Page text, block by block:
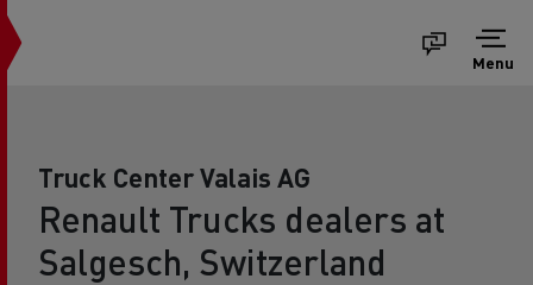
Menu
Truck Center Valais AG
Renault Trucks dealers at
Salgesch, Switzerland